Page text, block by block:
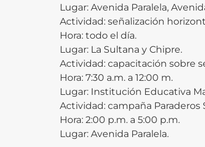
Lugar: Avenida Paralela,
Actividad: señalización
Hora: todo el día.
Lugar: La Sultana y Chipre.
Actividad: capacitación sobre
Hora: 7:30 a.m. a 12:00 m.
Lugar: Institución Educativa
Actividad: campaña Paraderos
Hora: 2:00 p.m. a 5:00 p.m.
Lugar: Avenida Paralela.